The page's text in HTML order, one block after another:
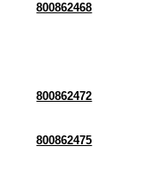
800862468
800862472
800862475